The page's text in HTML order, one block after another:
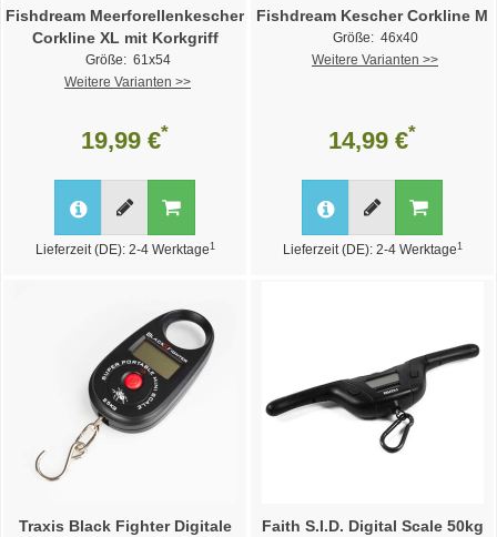
Fishdream Meerforellenkescher
Corkline XL mit Korkgriff
Größe: 61x54
Weitere Varianten >>
19,99 €*
Lieferzeit (DE): 2-4 Werktage 1
Fishdream Kescher Corkline M
Größe: 46x40
Weitere Varianten >>
14,99 €*
Lieferzeit (DE): 2-4 Werktage 1
Traxis Black Fighter Digitale
Faith S.I.D. Digital Scale 50kg